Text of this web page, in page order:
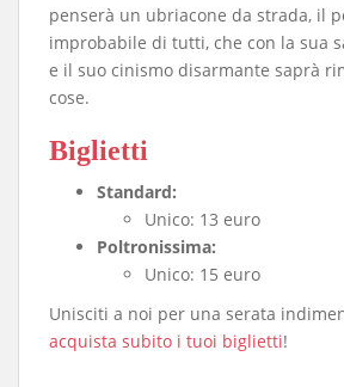
penserà un ubriacone da strada, il
improbabile di tutti, che con la sua
e il suo cinismo disarmante saprà
cose.
Biglietti
Standard:
Unico: 13 euro
Poltronissima:
Unico: 15 euro
Unisciti a noi per una serata
acquista subito i tuoi biglietti!